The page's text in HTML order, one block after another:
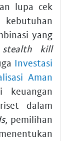
lupa cek
yang
stealth kill
Investasi
Aman
dalam
, pemilihan